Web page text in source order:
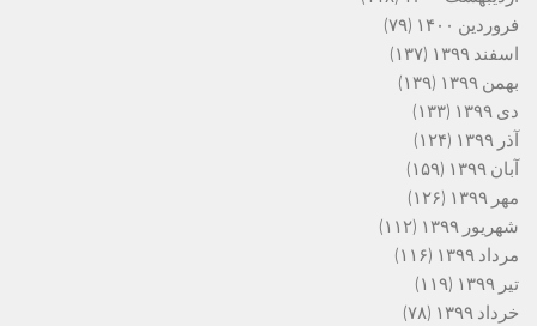
فروردین ۱۴۰۰
(۷۹)
اسفند ۱۳۹۹
(۱۳۷)
بهمن ۱۳۹۹
(۱۳۹)
دی ۱۳۹۹
(۱۳۳)
آذر ۱۳۹۹
(۱۲۴)
آبان ۱۳۹۹
(۱۵۹)
مهر ۱۳۹۹
(۱۲۶)
شهریور ۱۳۹۹
(۱۱۲)
مرداد ۱۳۹۹
(۱۱۶)
تیر ۱۳۹۹
(۱۱۹)
خرداد ۱۳۹۹
(۷۸)